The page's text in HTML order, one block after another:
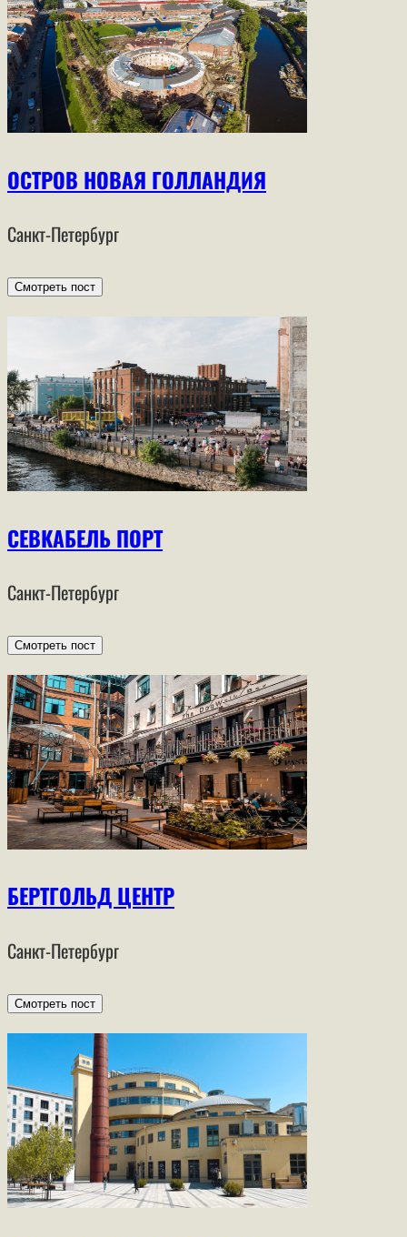
ОСТРОВ НОВАЯ ГОЛЛАНДИЯ
Санкт-Петербург
Смотреть пост
СЕВКАБЕЛЬ ПОРТ
Санкт-Петербург
Смотреть пост
БЕРТГОЛЬД ЦЕНТР
Санкт-Петербург
Смотреть пост